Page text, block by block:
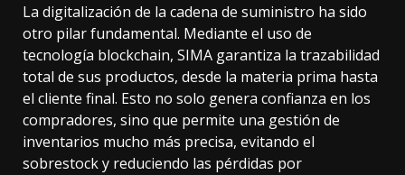
La digitalización de la cadena de suministro ha sido
otro pilar fundamental. Mediante el uso de
tecnología blockchain, SIMA garantiza la trazabilidad
total de sus productos, desde la materia prima hasta
el cliente final. Esto no solo genera confianza en los
compradores, sino que permite una gestión de
inventarios mucho más precisa, evitando el
sobrestock y reduciendo las pérdidas por